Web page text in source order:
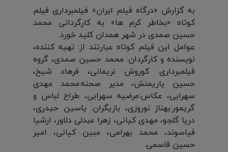
به گزارش «درگاه فیلم ایران» فیلمبرداری فیلم
کوتاه «بخاطر کرم ها» به کارگردانی محمد
حسین صمدی در شهر همدان کلید خورد.
عوامل این فیلم کوتاه عبارتند از: تهیه کننده،
نویسنده و کارگردان: محمد حسین صمدی، گروه
فیلمبرداری: کوروش نریمانی، فرهاد شیخ،
حسین یاریمنش، مدیر صحنه:محمد مهدی
سهرابی، عکاس:مرضیه سهرابی، طراح لباس و
گریمور:بهناز نوروزی، بازیگران: یاسین حیدری،
دریا گلجو، مهدی کیانی، زهرا عبدلی دلاور، ارشیا
فیاسوند، محمد بهرامی، مبین کیانی، امیر
حسین قاسمی.